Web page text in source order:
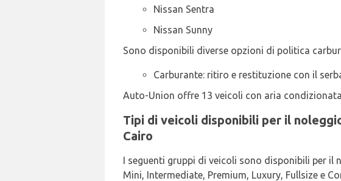
Nissan Sentra
Nissan Sunny
Sono disponibili diverse opzioni di politica
Carburante: ritiro e restituzione con il
Auto-Union offre 13 veicoli con aria
Tipi di veicoli disponibili per il
Cairo
I seguenti gruppi di veicoli sono disponibili per il
Mini, Intermediate, Premium, Luxury, Fullsize e